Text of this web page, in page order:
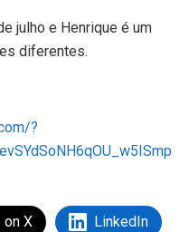
julho e Henrique é um
diferentes.
?
on X LinkedIn